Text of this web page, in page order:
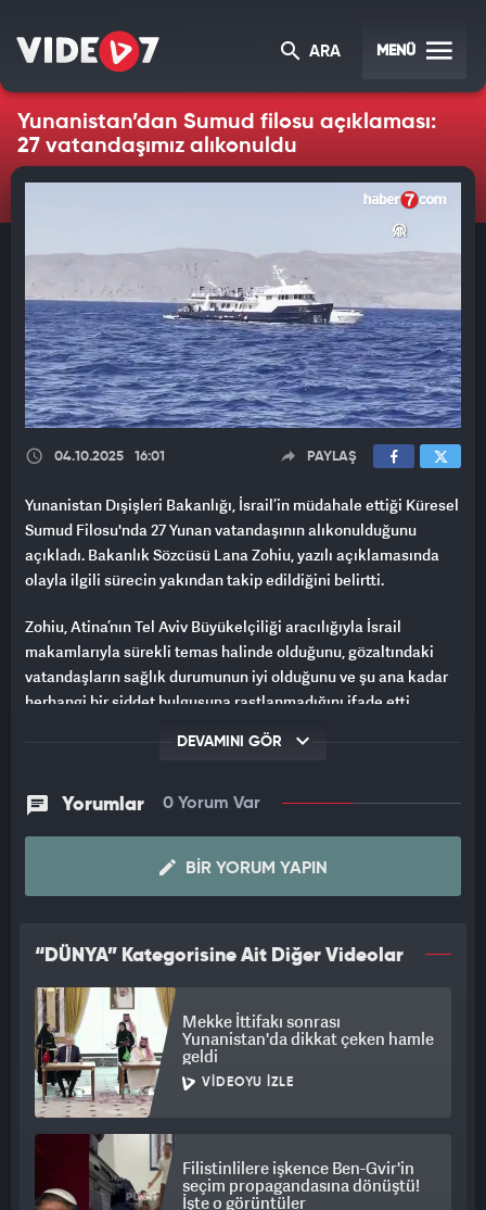
ARA MENÜ
Yunanistan’dan Sumud filosu açıklaması:
27 vatandaşımız alıkonuldu
04.10.2025 16:01 PAYLAŞ
Yunanistan Dışişleri Bakanlığı, İsrail’in müdahale ettiği Küresel
Sumud Filosu'nda 27 Yunan vatandaşının alıkonulduğunu
açıkladı. Bakanlık Sözcüsü Lana Zohiu, yazılı açıklamasında
olayla ilgili sürecin yakından takip edildiğini belirtti.
Zohiu, Atina’nın Tel Aviv Büyükelçiliği aracılığıyla İsrail
makamlarıyla sürekli temas halinde olduğunu, gözaltındaki
vatandaşların sağlık durumunun iyi olduğunu ve şu ana kadar
herhangi bir şiddet bulgusuna rastlanmadığını ifade etti.
Ayrıca Yunanistan ile İtalya’nın dışişleri bakanlıklarının
ve katılımcıların güvenliğini garanti etme çağrısında
bulunulduğu hatırlatıldı.
"Stratejik Ortaklığı Korumak İstiyoruz"
şu değerlendirmede bulundu:
“İsrail ile stratejik ortaklığımız var ve bunun bozulmasını
istemiyoruz.”
Sözcü ayrıca, filonun taşıdığı insani yardımın akıbeti hakkında
henüz bilgiye ulaşamadıklarını kaydetti.
Yunan hükümeti, tüm diplomatik girişimlerin sürdüğünü ve
vatandaşlarının serbest bırakılması için gerekli her adımın
atılacağını belirtti.
DEVAMINI GÖR
Yorumlar 0 Yorum Var
BIR YORUM YAPIN
“DÜNYA” Kategorisine Ait Diğer Videolar
Mekke İttifakı sonrası
Yunanistan'da dikkat çeken hamle
geldi
VIDEOYU İZLE
Filistinlilere işkence Ben-Gvir'in
seçim propagandasına dönüştü!
İşte o görüntüler